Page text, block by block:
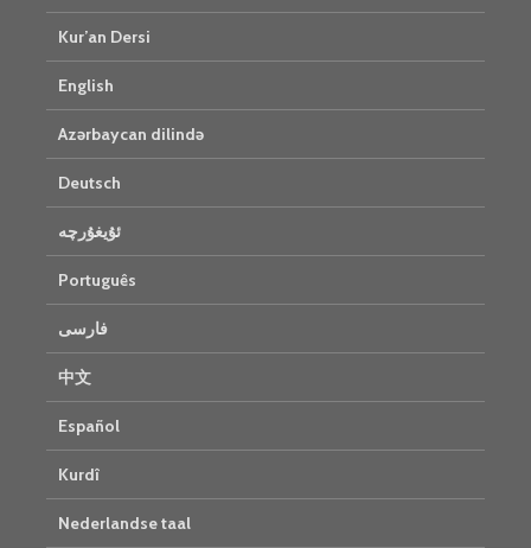
Kur’an Dersi
English
Azərbaycan dilində
Deutsch
ئۇيغۇرچە
Português
فارسی
中文
Español
Kurdî
Nederlandse taal